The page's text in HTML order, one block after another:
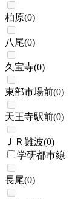
柏原(0)
八尾(0)
久宝寺(0)
東部市場前(0)
天王寺駅前(0)
ＪＲ難波(0)
学研都市線
長尾(0)